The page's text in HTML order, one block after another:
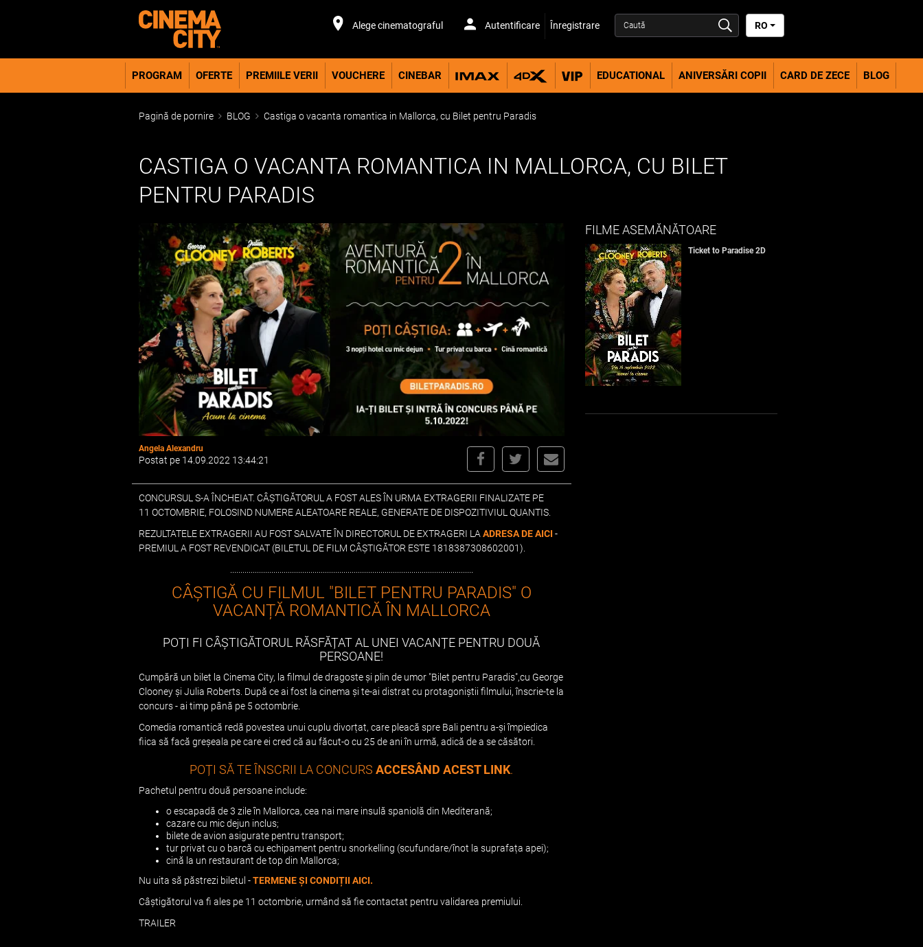
Alege cinematograful Autentificare Înregistrare RO
PROGRAM OFERTE PREMIILE VERII VOUCHERE CINEBAR EDUCATIONAL ANIVERSĂRI COPII CARD DE ZECE BLOG
Pagină de pornire BLOG Castiga o vacanta romantica in Mallorca, cu Bilet pentru Paradis
CASTIGA O VACANTA ROMANTICA IN MALLORCA, CU BILET
PENTRU PARADIS
Angela Alexandru
Postat pe 14.09.2022 13:44:21
CONCURSUL S-A ÎNCHEIAT. CÂȘTIGĂTORUL A FOST ALES ÎN URMA EXTRAGERII FINALIZATE PE
11 OCTOMBRIE, FOLOSIND NUMERE ALEATOARE REALE, GENERATE DE DISPOZITIVIUL QUANTIS.
REZULTATELE EXTRAGERII AU FOST SALVATE ÎN DIRECTORUL DE EXTRAGERI LA ADRESA DE AICI -
PREMIUL A FOST REVENDICAT (BILETUL DE FILM CÂȘTIGĂTOR ESTE 1818387308602001).
CÂȘTIGĂ CU FILMUL "BILET PENTRU PARADIS" O
VACANȚĂ ROMANTICĂ ÎN MALLORCA
POȚI FI CÂȘTIGĂTORUL RĂSFĂȚAT AL UNEI VACANȚE PENTRU DOUĂ
PERSOANE!
Cumpără un bilet la Cinema City, la filmul de dragoste și plin de umor "Bilet pentru Paradis",cu George
Clooney și Julia Roberts. După ce ai fost la cinema și te-ai distrat cu protagoniștii filmului, înscrie-te la
concurs - ai timp până pe 5 octombrie.
Comedia romantică redă povestea unui cuplu divorțat, care pleacă spre Bali pentru a-și împiedica
fiica să facă greșeala pe care ei cred că au făcut-o cu 25 de ani în urmă, adică de a se căsători.
POȚI SĂ TE ÎNSCRII LA CONCURSACCESÂND ACEST LINK.
Pachetul pentru două persoane include:
o escapadă de 3 zile în Mallorca, cea nai mare insulă spaniolă din Mediterană;
cazare cu mic dejun inclus;
bilete de avion asigurate pentru transport;
tur privat cu o barcă cu echipament pentru snorkelling (scufundare/înot la suprafața apei);
cină la un restaurant de top din Mallorca;
Nu uita să păstrezi biletul -TERMENE ȘI CONDIȚII AICI.
Câștigătorul va fi ales pe 11 octombrie, urmând să fie contactat pentru validarea premiului.
TRAILER
FILME ASEMĂNĂTOARE
Ticket to Paradise 2D